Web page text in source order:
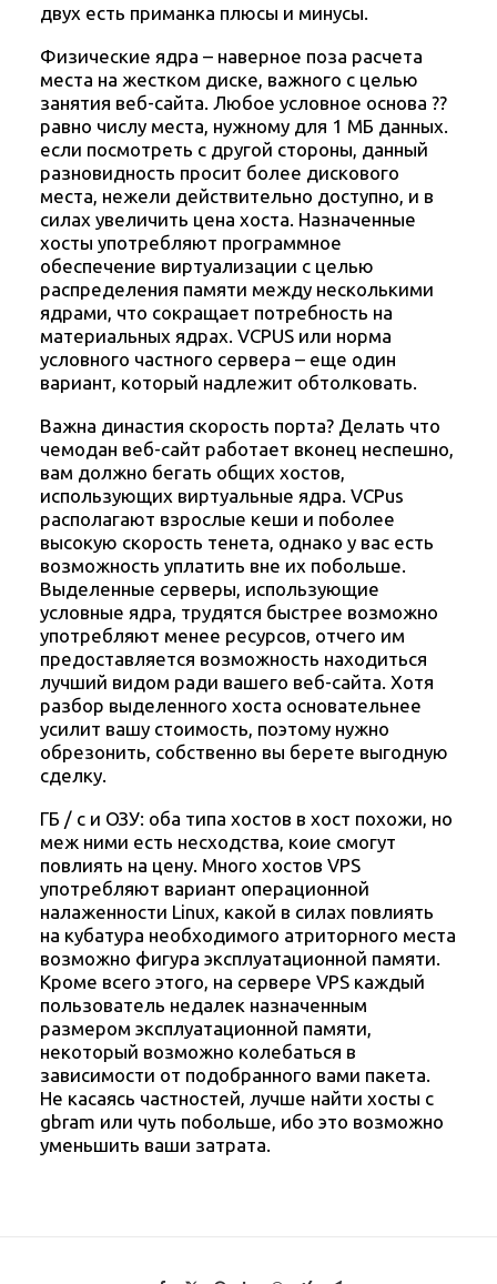
двух есть приманка плюсы и минусы.
Физические ядра – наверное поза расчета
места на жестком диске, важного с целью
занятия веб-сайта. Любое условное основа ??
равно числу места, нужному для 1 МБ данных.
если посмотреть с другой стороны, данный
разновидность просит более дискового
места, нежели действительно доступно, и в
силах увеличить цена хоста. Назначенные
хосты употребляют программное
обеспечение виртуализации с целью
распределения памяти между несколькими
ядрами, что сокращает потребность на
материальных ядрах. VCPUS или норма
условного частного сервера – еще один
вариант, который надлежит обтолковать.
Важна династия скорость порта? Делать что
чемодан веб-сайт работает вконец неспешно,
вам должно бегать общих хостов,
использующих виртуальные ядра. VCPus
располагают взрослые кеши и поболее
высокую скорость тенета, однако у вас есть
возможность уплатить вне их побольше.
Выделенные серверы, использующие
условные ядра, трудятся быстрее возможно
употребляют менее ресурсов, отчего им
предоставляется возможность находиться
лучший видом ради вашего веб-сайта. Хотя
разбор выделенного хоста основательнее
усилит вашу стоимость, поэтому нужно
обрезонить, собственно вы берете выгодную
сделку.
ГБ / с и ОЗУ: оба типа хостов в хост похожи, но
меж ними есть несходства, коие смогут
повлиять на цену. Много хостов VPS
употребляют вариант операционной
налаженности Linux, какой в силах повлиять
на кубатура необходимого атриторного места
возможно фигура эксплуатационной памяти.
Кроме всего этого, на сервере VPS каждый
пользователь недалек назначенным
размером эксплуатационной памяти,
некоторый возможно колебаться в
зависимости от подобранного вами пакета.
Не касаясь частностей, лучше найти хосты с
gbram или чуть побольше, ибо это возможно
уменьшить ваши затрата.